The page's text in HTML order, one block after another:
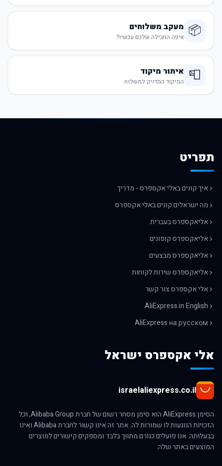
📦 מעקב משלוחים
איפה החבילה שלכם עכשיו?
📮 איתור מיקוד
המיקוד המדויק למשלוח
תפריט
איך קונים באלי אקספרס - מדריך
מה ישראלים קונים באלי אקספרס
אליאקספרס בעברית
אליאקספרס קופונים
אליאקספרס מבצעים
אליאקספרס שירות לקוחות
אלי אקספרס צור קשר
AliExpress in English
AliExpress на русском
אלי אקספרס ישראל
israelaliexpress.co.il
הסימן AliExpress הוא סימן מסחר רשום של חברת Alibaba Group, וכל
הזכויות הנוגעות לו שמורות לה. אתר זה אינו קשור לחברת Alibaba ואינו
בבעלותה. אנו פועלים כגורם מתווך בלבד ומספקים קישורים למוצרים
המוצעים באתר שלה.